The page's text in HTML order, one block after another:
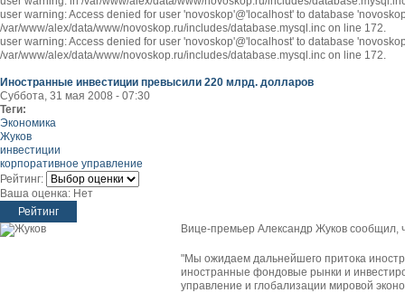
user warning: Access denied for user 'novoskop'@'localhost' to database
/var/www/alex/data/www/novoskop.ru/includes/database.mysql.inc on line 172.
user warning: Access denied for user 'novoskop'@'localhost' to database
/var/www/alex/data/www/novoskop.ru/includes/database.mysql.inc on line 172.
Иностранные инвестиции превысили 220 млрд. долларов
Суббота, 31 мая 2008 - 07:30
Теги:
Экономика
Жуков
инвестиции
корпоративное управление
Рейтинг:
Ваша оценка: Нет
Вице-премьер Александр Жуков сообщил,
"Мы ожидаем дальнейшего притока
иностранные фондовые рынки и
управление и глобализации мировой